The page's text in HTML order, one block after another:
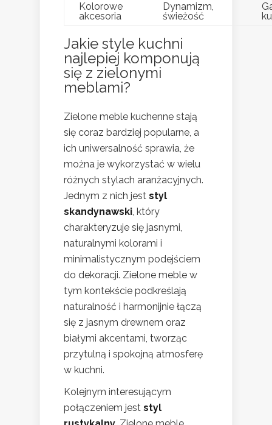
Kolorowe
akcesoria
Dynamizm,
świeżość
Jakie style kuchni
najlepiej komponują
się z zielonymi
meblami?
Zielone meble kuchenne stają
się coraz bardziej popularne, a
ich uniwersalność sprawia, że
można je wykorzystać w wielu
różnych stylach aranżacyjnych.
Jednym z nich jest styl
skandynawski, który
charakteryzuje się jasnymi,
naturalnymi kolorami i
minimalistycznym podejściem
do dekoracji. Zielone meble w
tym kontekście podkreślają
naturalność i harmonijnie łączą
się z jasnym drewnem oraz
białymi akcentami, tworząc
przytulną i spokojną atmosferę
w kuchni.
Kolejnym interesującym
połączeniem jest styl